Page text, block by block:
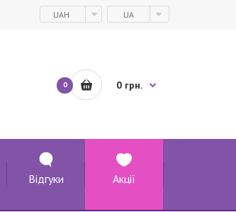
UAH UA
0 0 грн.
Відгуки Акції